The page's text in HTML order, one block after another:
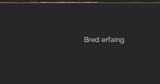
Bred erfaing